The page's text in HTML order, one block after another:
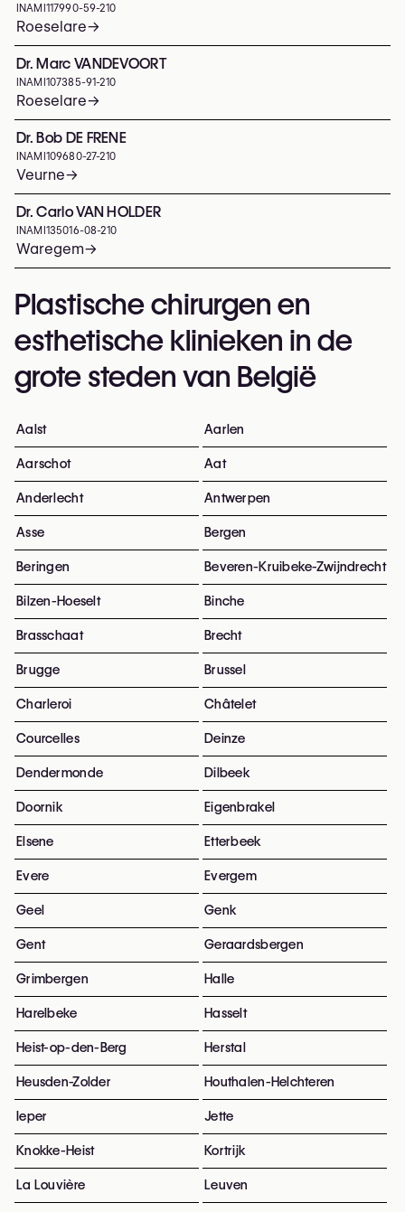
INAMI 117990-59-210
Roeselare→
Dr. Marc VANDEVOORT
INAMI 107385-91-210
Roeselare→
Dr. Bob DE FRENE
INAMI 109680-27-210
Veurne→
Dr. Carlo VAN HOLDER
INAMI 135016-08-210
Waregem→
Plastische chirurgen en
esthetische klinieken in de
grote steden van België
Aalst Aarlen
Aarschot Aat
Anderlecht Antwerpen
Asse Bergen
Beringen Beveren-Kruibeke-Zwijndrecht
Bilzen-Hoeselt Binche
Brasschaat Brecht
Brugge Brussel
Charleroi Châtelet
Courcelles Deinze
Dendermonde Dilbeek
Doornik Eigenbrakel
Elsene Etterbeek
Evere Evergem
Geel Genk
Gent Geraardsbergen
Grimbergen Halle
Harelbeke Hasselt
Heist-op-den-Berg Herstal
Heusden-Zolder Houthalen-Helchteren
Ieper Jette
Knokke-Heist Kortrijk
La Louvière Leuven